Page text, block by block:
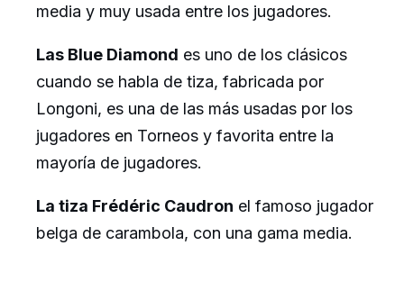
media y muy usada entre los jugadores.
Las Blue Diamond es uno de los clásicos
cuando se habla de tiza, fabricada por
Longoni, es una de las más usadas por los
jugadores en Torneos y favorita entre la
mayoría de jugadores.
La tiza Frédéric Caudron el famoso jugador
belga de carambola, con una gama media.